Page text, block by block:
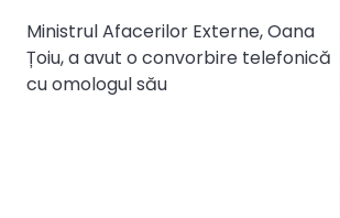
Ministrul Afacerilor Externe, Oana
Țoiu, a avut o convorbire telefonică
cu omologul său